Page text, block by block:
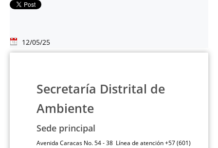
12/05/25
Secretaría Distrital de
Ambiente
Sede principal
Avenida Caracas No. 54 - 38 Línea de atención +57 (601)